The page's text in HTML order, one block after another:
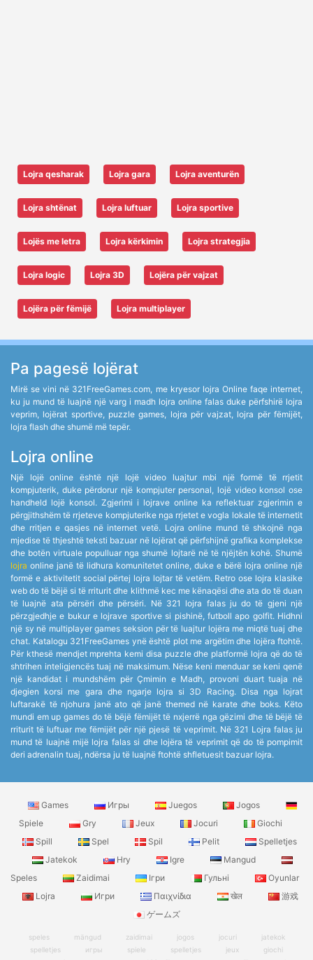
Lojra qesharak Lojra gara Lojra aventurën
Lojra shtënat Lojra luftuar Lojra sportive
Lojës me letra Lojra kërkimin Lojra strategjia
Lojra logic Lojra 3D Lojëra për vajzat
Lojëra për fëmijë Lojra multiplayer
Pa pagesë lojërat
Mirë se vini në 321FreeGames.com, me kryesor lojra Online faqe internet,
ku ju mund të luajnë një varg i madh lojra online falas duke përfshirë lojra
veprim, lojërat sportive, puzzle games, lojra për vajzat, lojra për fëmijët,
lojra flash dhe shumë më tepër.
Lojra online
Një lojë online është një lojë video luajtur mbi një formë të rrjetit
kompjuterik, duke përdorur një kompjuter personal, lojë video konsol ose
handheld lojë konsol. Zgjerimi i lojrave online ka reflektuar zgjerimin e
përgjithshëm të rrjeteve kompjuterike nga rrjetet e vogla lokale të internetit
dhe rritjen e qasjes në internet vetë. Lojra online mund të shkojnë nga
mjedise të thjeshtë teksti bazuar në lojërat që përfshijnë grafika komplekse
dhe botën virtuale populluar nga shumë lojtarë në të njëjtën kohë. Shumë
lojra online janë të lidhura komunitetet online, duke e bërë lojra online një
formë e aktivitetit social përtej lojra lojtar të vetëm. Retro ose lojra klasike
web do të bëjë si të rriturit dhe klithmë kec me kënaqësi dhe ata do të duan
të luajnë ata përsëri dhe përsëri. Në 321 lojra falas ju do të gjeni një
përzgjedhje e bukur e lojrave sportive si pishinë, futboll apo golfit. Hidhni
një sy në multiplayer games seksion për të luajtur lojëra me miqtë tuaj dhe
chat. Katalogu 321FreeGames ynë është plot me argëtim dhe lojëra ftohtë.
Për kthesë mendjet mprehta kemi disa puzzle dhe platformë lojra që do të
shtrihen inteligjencës tuaj në maksimum. Nëse keni menduar se keni qenë
një kandidat i mundshëm për Çmimin e Madh, provoni duart tuaja në
djegien korsi me gara dhe ngarje lojra si 3D Racing. Disa nga lojrat
luftarakë të njohura janë ato që janë themed në karate dhe boks. Këto
mundi em up games do të bëjë fëmijët të nxjerrë nga gëzimi dhe të bëjë të
rriturit të luftuar me fëmijët për një pjesë të veprimit. Në 321 Lojra falas ju
mund të luajnë mijë lojra falas si dhe lojëra të veprimit që do të pompimit
deri adrenalin tuaj, ndërsa ju të luajnë ftohtë shfletuesit bazuar lojra.
Games Игры Juegos
Jogos
Spiele
Gry Jeux Jocuri
Giochi
Spill
Spel Spil Pelit
Spelletjes
Jatekok
Hry Igre
Mangud
Speles
Zaidimai Ігри Гульні
Oyunlar
Lojra
Игри Παιχνίδια खेल
游戏
ゲームズ
speles mängud zaidimai jogos jocuri
jatekok
spelletjes
игры spiele spelletjes jeux
giochi